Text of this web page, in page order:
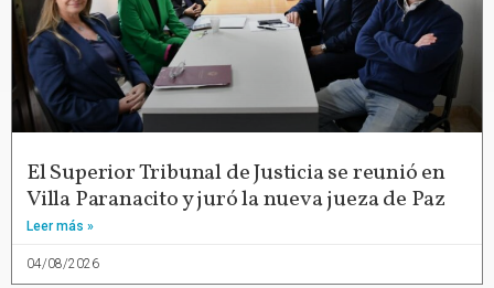
El Superior Tribunal de Justicia se reunió en
Villa Paranacito y juró la nueva jueza de Paz
Leer más »
04/08/2026